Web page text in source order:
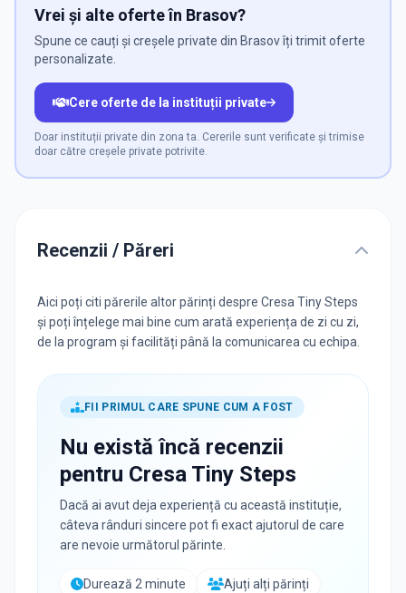
Vrei și alte oferte în Brasov?
Spune ce cauți și creșele private din Brasov îți trimit oferte
personalizate.
Cere oferte de la instituții private
Doar instituții private din zona ta. Cererile sunt verificate și trimise
doar către creșele private potrivite.
Recenzii / Păreri
Aici poți citi părerile altor părinți despre Cresa Tiny Steps
și poți înțelege mai bine cum arată experiența de zi cu zi,
de la program și facilități până la comunicarea cu echipa.
FII PRIMUL CARE SPUNE CUM A FOST
Nu există încă recenzii
pentru Cresa Tiny Steps
Dacă ai avut deja experiență cu această instituție,
câteva rânduri sincere pot fi exact ajutorul de care
are nevoie următorul părinte.
Durează 2 minute
Ajuți alți părinți